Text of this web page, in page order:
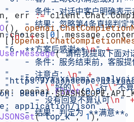
0
- 条件：对话中客户明确表示
- 结果：忽略第4条直接判定
"
\n" +
**方案后感谢**
\n" +
- 条件：服务结束前，客服提
- 注意点：
\n" +
"     -
\"好的\"、\"行\"不
- 没有回复不算认可
\n"
- 结果：判定为 **满意**。
, err := client.Chat.
(), openai.
[]openai.
UserMessage("请帮我提取下面对
"tongyi-xiaomi-
: openai .Float(0.0),
("top_k", 1),
"https://
Bearer
application/json" \